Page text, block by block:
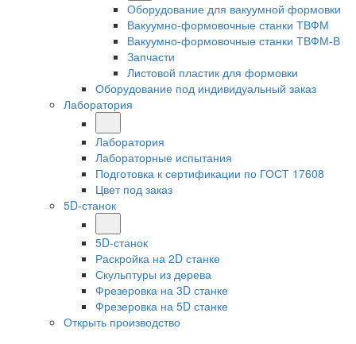
Оборудование для вакуумной формовки
Вакуумно-формовочные станки ТВФМ
Вакуумно-формовочные станки ТВФМ-В
Запчасти
Листовой пластик для формовки
Оборудование под индивидуальный заказ
Лаборатория
Лаборатория
Лабораторные испытания
Подготовка к сертификации по ГОСТ 17608
Цвет под заказ
5D-станок
5D-станок
Раскройка на 2D станке
Скульптуры из дерева
Фрезеровка на 3D станке
Фрезеровка на 5D станке
Открыть производство